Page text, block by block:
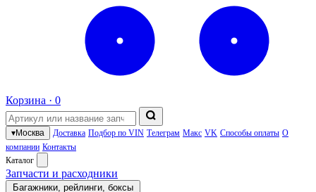
Корзина · 0
▾Москва Доставка Подбор по VIN Телеграм Макс VK Способы оплаты О
компании Контакты
Каталог
Запчасти и расходники
Багажники, рейлинги, боксы